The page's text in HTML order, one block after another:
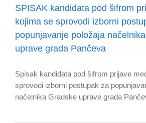
SPISAK kandidata pod šifrom
kojima se sprovodi izborni
popunjavanje položaja
uprave grada Pančeva
Spisak kandidata pod šifrom prijave
sprovodi izborni postupak za
načelnika Gradske uprave grada